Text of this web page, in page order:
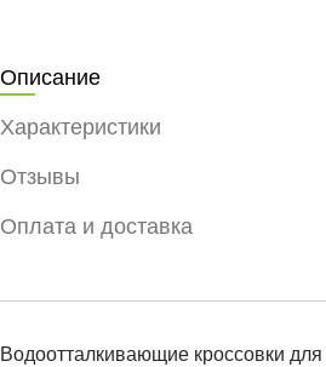
Описание
Характеристики
Отзывы
Оплата и доставка
Водоотталкивающие кроссовки